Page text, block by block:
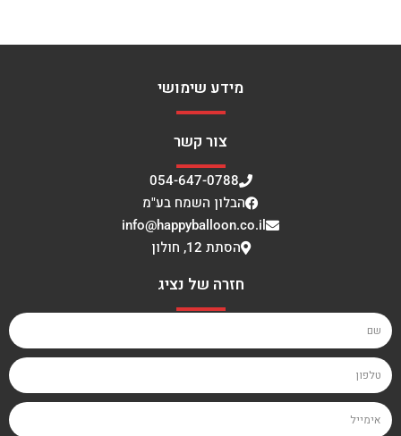
מידע שימושי
צור קשר
054-647-0788
הבלון השמח בע"מ
info@happyballoon.co.il
הסתת 12, חולון
חזרה של נציג